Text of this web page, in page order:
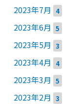
2023年7月 4
2023年6月 5
2023年5月 3
2023年4月 4
2023年3月 5
2023年2月 3